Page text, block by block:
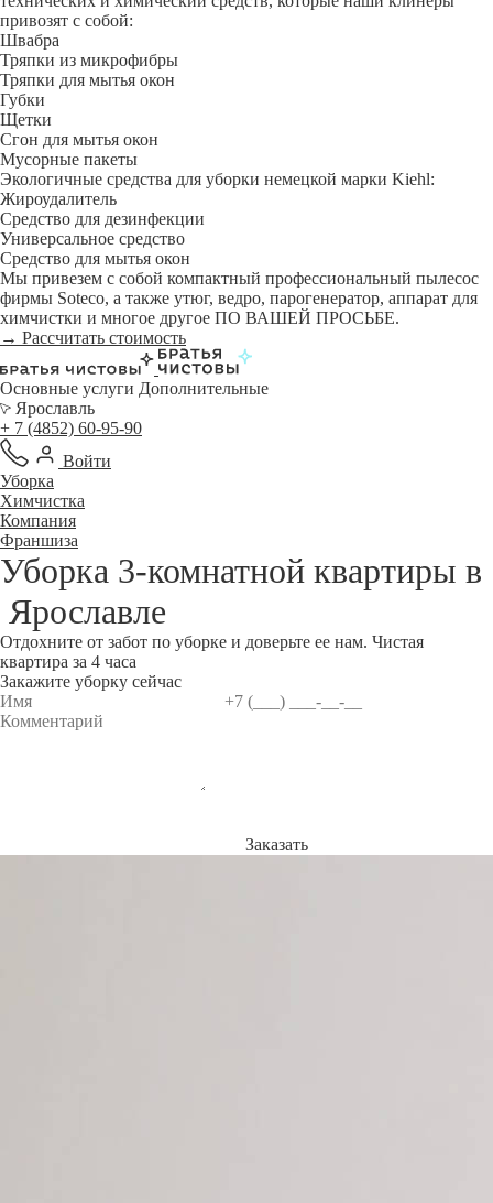
привозят с собой:
Швабра
Тряпки из микрофибры
Тряпки для мытья окон
Губки
Щетки
Сгон для мытья окон
Мусорные пакеты
Экологичные средства для уборки немецкой марки Kiehl:
Жироудалитель
Средство для дезинфекции
Универсальное средство
Средство для мытья окон
Мы привезем с собой компактный профессиональный пылесос
фирмы Soteco, а также утюг, ведро, парогенератор, аппарат для
химчистки и многое другое ПО ВАШЕЙ ПРОСЬБЕ.
→ Рассчитать стоимость
Основные услуги Дополнительные
Ярославль
+ 7 (4852) 60-95-90
Войти
Уборка
Химчистка
Компания
Франшиза
Уборка 3-комнатной квартиры в
Ярославле
Отдохните от забот по уборке и доверьте ее нам. Чистая
квартира за 4 часа
Закажите уборку сейчас
Заказать